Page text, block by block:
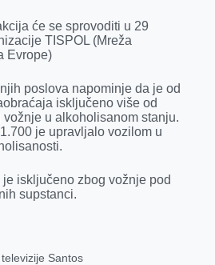
će se sprovoditi u 29
TISPOL (Mreža
Evrope)
poslova napominje da je od
isključeno više od
u alkoholisanom stanju.
je upravljalo vozilom u
isključeno zbog vožnje pod
supstanci.
Santos